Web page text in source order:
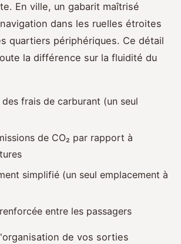
En ville, un gabarit maîtrisé
dans les ruelles étroites
quartiers périphériques. Ce détail
la différence sur la fluidité du
des frais de carburant (un seul
de CO₂ par rapport à
simplifié (un seul emplacement à
entre les passagers
de vos sorties